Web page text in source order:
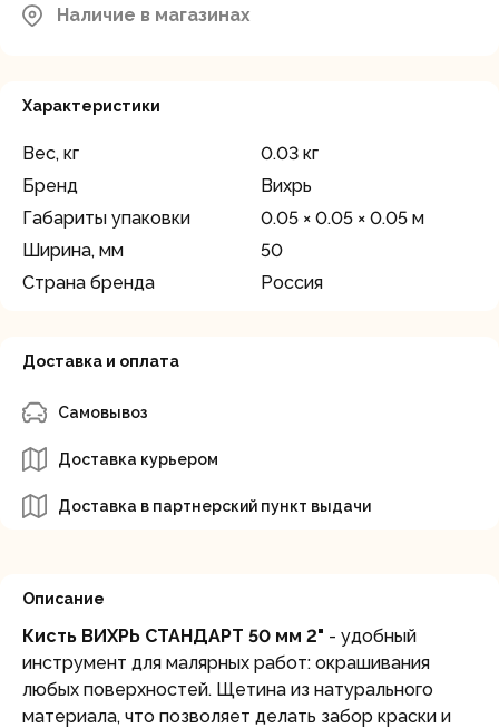
Наличие в магазинах
район, д.Грибки, ул. Промышленная
Характеристики
Вес, кг
0.03 кг
Бренд
Вихрь
Габариты упаковки
0.05 × 0.05 × 0.05 м
Ширина, мм
50
Страна бренда
Россия
Доставка и оплата
Самовывоз
Доставка курьером
Доставка в партнерский пункт выдачи
Описание
Кисть ВИХРЬ СТАНДАРТ 50 мм 2" - удобный
инструмент для малярных работ: окрашивания
любых поверхностей. Щетина из натурального
материала, что позволяет делать забор краски и